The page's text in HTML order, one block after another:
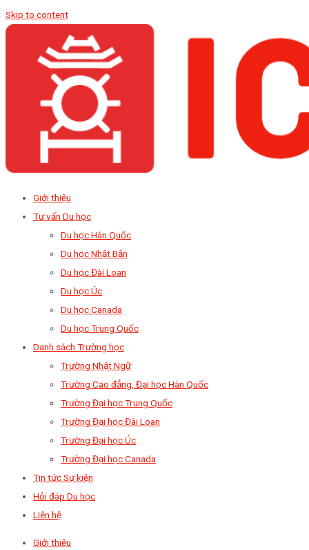
Skip to content
Giới thiệu
Tư vấn Du học
Du học Hàn Quốc
Du học Nhật Bản
Du học Đài Loan
Du học Úc
Du học Canada
Du học Trung Quốc
Danh sách Trường học
Trường Nhật Ngữ
Trường Cao đẳng, Đại học Hàn Quốc
Trường Đại học Trung Quốc
Trường Đại học Đài Loan
Trường Đại học Úc
Trường Đại học Canada
Tin tức Sự kiện
Hỏi đáp Du học
Liên hệ
Giới thiệu